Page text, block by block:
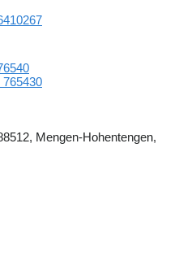
765430
Mengen-Hohentengen,